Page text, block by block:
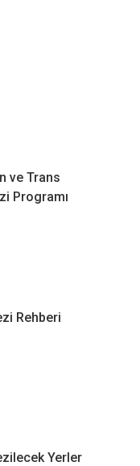
ve Trans
Programı
Rehberi
Yerler